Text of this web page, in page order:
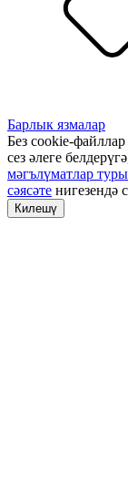
Барлык язмалар
Без cookie-
сез әлеге
мәгълүматлар
сәясәте нигезендә
Килешү